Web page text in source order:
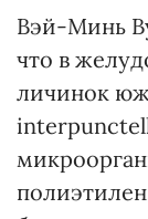
Вэй-Минь
что в
личинок